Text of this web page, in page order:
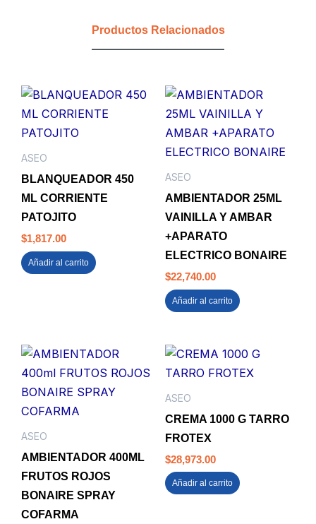
Productos Relacionados
ASEO
BLANQUEADOR 450
ML CORRIENTE
PATOJITO
$1,817.00
Añadir al carrito
ASEO
AMBIENTADOR 25ML
VAINILLA Y AMBAR
+APARATO
ELECTRICO BONAIRE
$22,740.00
Añadir al carrito
ASEO
AMBIENTADOR 400ML
FRUTOS ROJOS
BONAIRE SPRAY
COFARMA
ASEO
CREMA 1000 G TARRO
FROTEX
$28,973.00
Añadir al carrito